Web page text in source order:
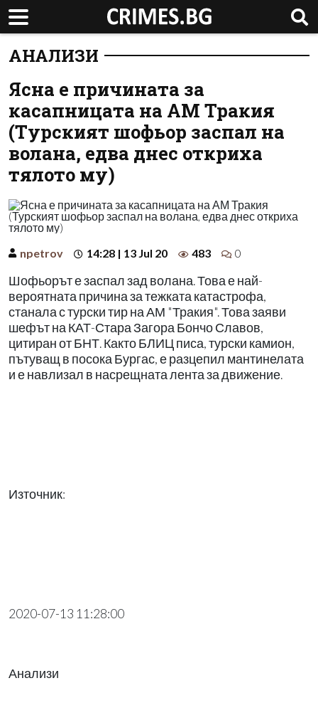
АНАЛИЗИ
Ясна е причината за
касапницата на АМ Тракия
(Турският шофьор заспал на
волана, едва днес откриха
тялото му)
npetrov 14:28 | 13 Jul 20 483 0
Шофьорът е заспал зад волана. Това е най-
вероятната причина за тежката катастрофа,
станала с турски тир на АМ "Тракия". Това заяви
шефът на КАТ-Стара Загора Бончо Славов,
цитиран от БНТ. Както БЛИЦ писа, турски камион,
пътуващ в посока Бургас, е разцепил мантинелата
и е навлизал в насрещната лента за движение.
Източник:
2020-07-13 11:28:00
Анализи